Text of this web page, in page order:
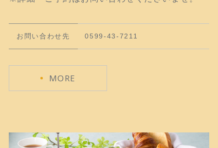
お問い合わせ先 0599-43-7211
MORE